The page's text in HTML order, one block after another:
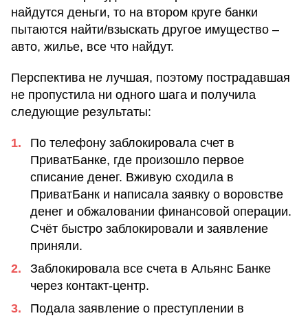
найдутся деньги, то на втором круге банки
пытаются найти/взыскать другое имущество –
авто, жилье, все что найдут.
Перспектива не лучшая, поэтому пострадавшая
не пропустила ни одного шага и получила
следующие результаты:
По телефону заблокировала счет в
ПриватБанке, где произошло первое
списание денег. Вживую сходила в
ПриватБанк и написала заявку о воровстве
денег и обжаловании финансовой операции.
Счёт быстро заблокировали и заявление
приняли.
Заблокировала все счета в Альянс Банке
через контакт-центр.
Подала заявление о преступлении в